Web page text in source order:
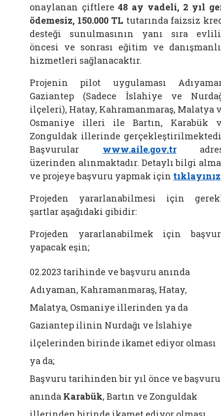
onaylanan çiftlere48 ay vadeli, 2 yıl
ödemesiz, 150.000 TL tutarında faizsiz
desteği sunulmasının yanı sıra
öncesi ve sonrası eğitim ve
hizmetleri sağlanacaktır.
Projenin pilot uygulaması
Gaziantep (Sadece İslahiye ve
ilçeleri), Hatay, Kahramanmaraş, Malatya
Osmaniye illeri ile Bartın, Karabük
Zonguldak illerinde
Başvurular
www.aile.gov.tr
üzerinden alınmaktadır. Detaylı bilgi
ve projeye başvuru yapmak için tıklayınız
Projeden yararlanabilmesi için
şartlar aşağıdaki gibidir:
Projeden yararlanabilmek için
yapacak eşin;
02.2023 tarihinde ve başvuru anında
Adıyaman, Kahramanmaraş, Hatay,
Malatya, Osmaniye illerinden ya da
Gaziantep ilinin Nurdağı ve İslahiye
ilçelerinden birinde ikamet ediyor olması
ya da;
Başvuru tarihinden bir yıl önce ve başvuru
anında Karabük, Bartın ve Zonguldak